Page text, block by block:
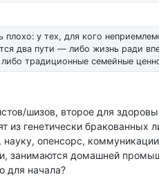
плохо: у тех, для кого
два пути — либо жизнь ради
традиционные семейные
шизов, второе для
из генетически бракованных
науку, опенсорс,
занимаются домашней
для начала?